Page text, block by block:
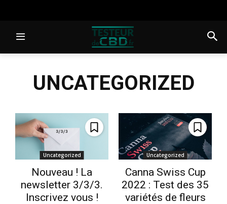
UNCATEGORIZED
Uncategorized
Nouveau ! La
newsletter 3/3/3.
Inscrivez vous !
Uncategorized
Canna Swiss Cup
2022 : Test des 35
variétés de fleurs